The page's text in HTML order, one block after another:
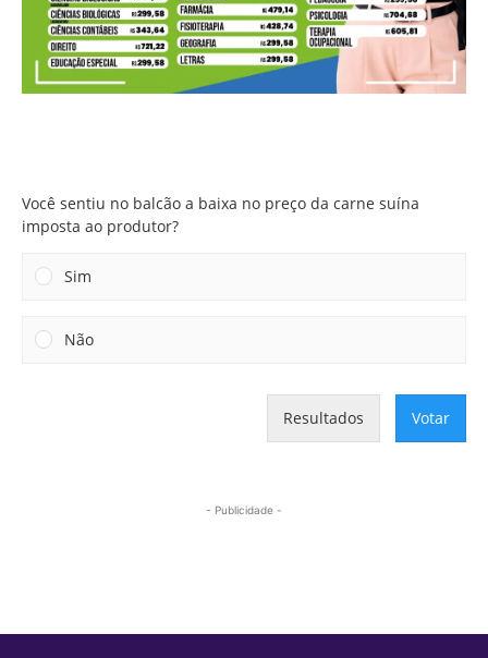
Você sentiu no balcão a baixa no preço da carne suína
imposta ao produtor?
Sim
Não
Resultados Votar
- Publicidade -